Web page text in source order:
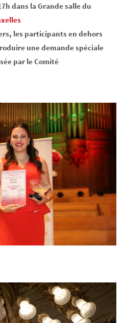
dans la Grande salle du
les participants en dehors
une demande spéciale
par le Comité